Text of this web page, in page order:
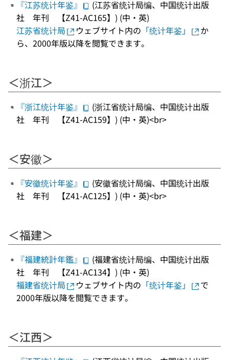
『江苏统计年鉴』
(江苏省统计局编、中国统计出版
社 年刊 【Z41-AC165】) (中・英)
江苏省统计局
ウェブサイト内の 「统计年鉴」
か
ら、2000年版以降を閲覧できます。
＜浙江＞
『浙江统计年鉴』
(浙江省统计局编、中国统计出版
社 年刊 【Z41-AC159】) (中・英)<br>
＜安徽＞
『安徽统计年鉴』
(安徽省统计局编、中国统计出版
社 年刊 【Z41-AC125】) (中・英)<br>
＜福建＞
『福建統計年鑑』
(福建省统计局编、中国统计出版
社 年刊 【Z41-AC134】) (中・英)
福建省统计局
ウェブサイト内の 「统计年鉴」
で
2000年版以降を閲覧できます。
＜江西＞